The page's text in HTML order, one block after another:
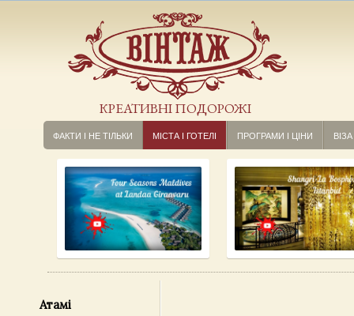
КРЕАТИВНІ ПОДОРОЖІ
ФАКТИ І НЕ ТІЛЬКИ МІСТА І ГОТЕЛІ ПРОГРАМИ І ЦІНИ ВІЗА
Атамі